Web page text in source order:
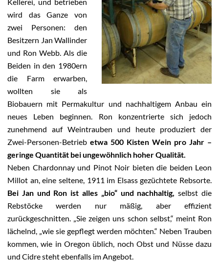
wird das Ganze von
zwei Personen: den
Besitzern Jan Wallinder
und Ron Webb. Als die
Beiden in den 1980ern
die Farm erwarben,
wollten sie als
Biobauern mit Permakultur und nachhaltigem Anbau ein
neues Leben beginnen. Ron konzentrierte sich jedoch
zunehmend auf Weintrauben und heute produziert der
Zwei-Personen-Betrieb etwa 500 Kisten Wein pro Jahr –
geringe Quantität bei ungewöhnlich hoher Qualität.
Neben Chardonnay und Pinot Noir bieten die beiden Leon
Millot an, eine seltene, 1911 im Elsass gezüchtete Rebsorte.
Bei Jan und Ron ist alles „bio“ und nachhaltig, selbst die
Rebstöcke werden nur mäßig, aber effizient
zurückgeschnitten. „Sie zeigen uns schon selbst,“ meint Ron
lächelnd, „wie sie gepflegt werden möchten.“ Neben Trauben
kommen, wie in Oregon üblich, noch Obst und Nüsse dazu
und Cidre steht ebenfalls im Angebot.